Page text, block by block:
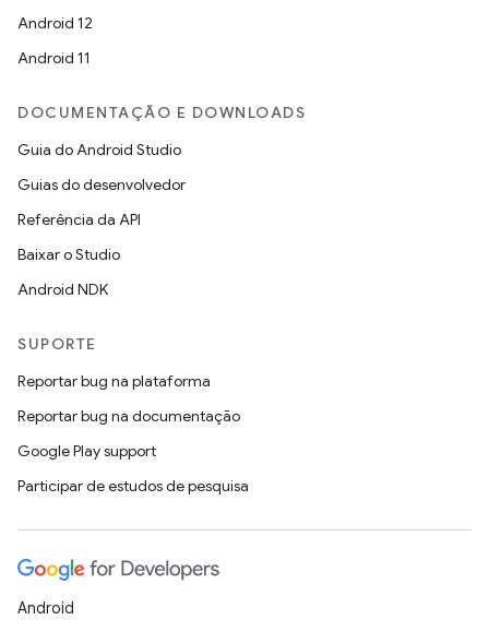
Android 12
Android 11
DOCUMENTAÇÃO E DOWNLOADS
Guia do Android Studio
Guias do desenvolvedor
Referência da API
Baixar o Studio
Android NDK
SUPORTE
Reportar bug na plataforma
Reportar bug na documentação
Google Play support
Participar de estudos de pesquisa
Android